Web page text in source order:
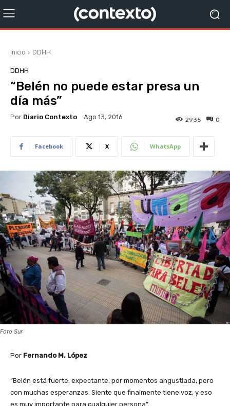
Inicio DDHH
DDHH
“Belén no puede estar presa un
día más”
Por Diario Contexto Ago 13, 2016 0
2935
Facebook X WhatsApp
Foto Sur
Por Fernando M. López
“Belén está fuerte, expectante, por momentos angustiada, pero
con muchas esperanzas. Siente que finalmente tiene voz, y eso
es muy importante para cualquier persona”.